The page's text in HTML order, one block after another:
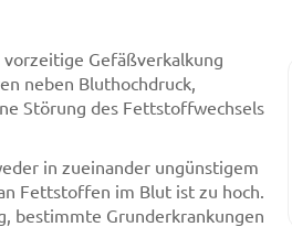
Gefäßverkalkung
neben Bluthochdruck,
Störung des Fettstoffwechsels
in zueinander ungünstigem
Fettstoffen im Blut ist zu hoch.
bestimmte Grunderkrankungen